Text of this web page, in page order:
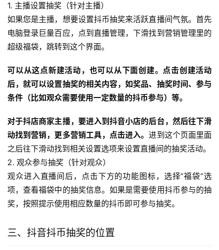
1. 主播设置抽奖（针对主播）
如果您是主播，想要设置抖币抽奖来活跃直播间气氛。首先
电脑登录巨量百应，点到直播管理，下滑找到营销管理里的
超级福袋，跳转到这个界面。
可以从这点新建活动，也可以从下面创建。点击创建活动
后，就可以设置抽奖的相关内容，如奖品、抽奖时间、参与
条件（比如观众需要使用一定数量的抖币参与）等。
对于抖店商家主播，要进入到抖音小店的后台，然后往下滑
动找到营销，更多营销工具，点击进入。进到这个页面里面
之后往下滑动找到相关设置选项来设置直播间的抽奖活动。
2. 观众参与抽奖（针对观众）
观众进入直播间后，点击下方的功能图标，选择“福袋”选
项，查看福袋中的抽奖信息。如果是需要使用抖币参与的抽
奖，按照提示使用相应数量的抖币即可参与抽奖。
三、抖音抖币抽奖的位置